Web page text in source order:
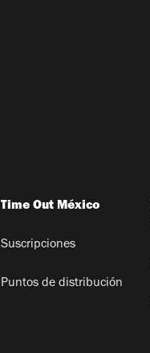
Time Out México
Suscripciones
Puntos de distribución